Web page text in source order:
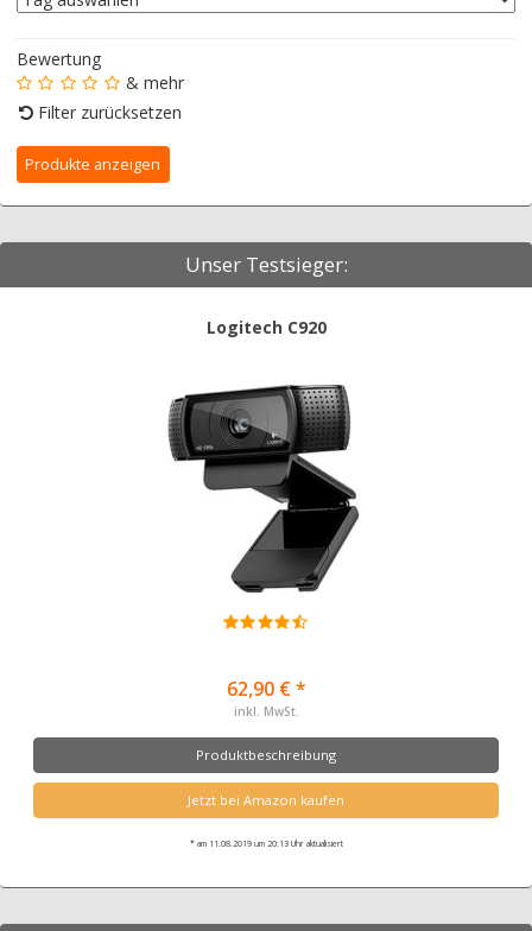
Bewertung
& mehr
Filter zurücksetzen
Unser Testsieger:
Logitech C920
62,90 € *
inkl. MwSt.
Produktbeschreibung
Jetzt bei Amazon kaufen
* am 11.08.2019 um 20:13 Uhr aktualisiert